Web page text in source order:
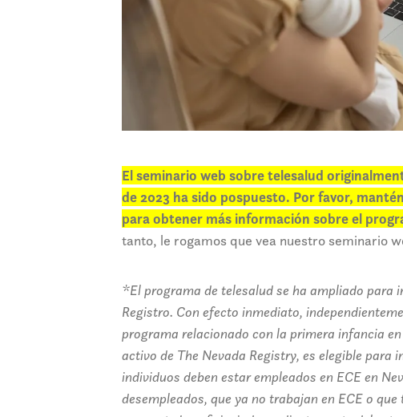
El seminario web sobre telesalud
de 2023 ha sido pospuesto. Por favor,
para obtener más información sobre el
tanto, le rogamos que vea nuestro seminario
*El programa de telesalud se ha ampliado para
Registro. Con efecto inmediato,
programa relacionado con la primera infancia
activo de The Nevada Registry, es elegible
individuos deben estar empleados en ECE en
desempleados, que ya no trabajan en ECE o